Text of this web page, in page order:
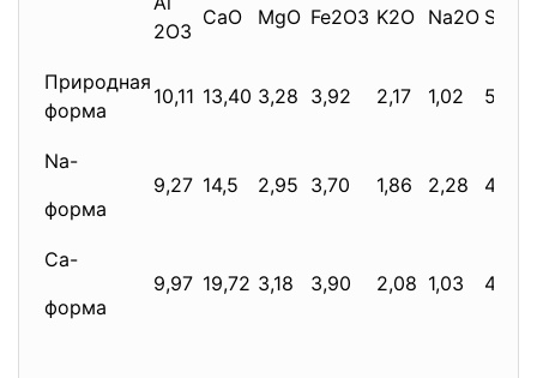
2O3
CaO MgO Fe2O3 K2O Na2O SiO2
Природная
форма
10,11 13,40 3,28 3,92 2,17 1,02 50,10
Na-
форма
9,27 14,5 2,95 3,70 1,86 2,28 49,89
Са-
форма
9,97 19,72 3,18 3,90 2,08 1,03 49,78